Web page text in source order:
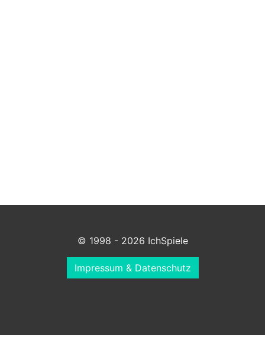
© 1998 - 2026 IchSpiele
Impressum & Datenschutz